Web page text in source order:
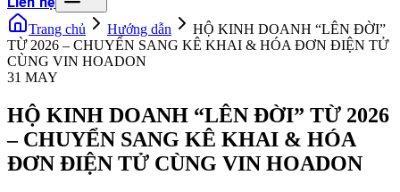
Trang chủ Hướng dẫn
HỘ KINH DOANH “LÊN ĐỜI”
TỪ 2026 – CHUYỂN SANG KÊ KHAI & HÓA ĐƠN ĐIỆN TỬ
CÙNG VIN HOADON
31 MAY
HỘ KINH DOANH “LÊN ĐỜI” TỪ 2026
– CHUYỂN SANG KÊ KHAI & HÓA
ĐƠN ĐIỆN TỬ CÙNG VIN HOADON